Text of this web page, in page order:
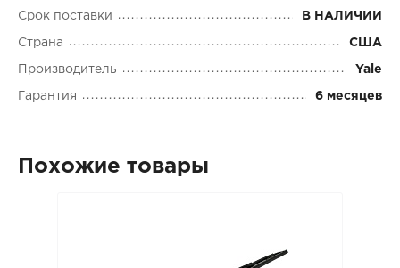
Срок поставки В НАЛИЧИИ
Страна США
Производитель Yale
Гарантия 6 месяцев
Похожие товары